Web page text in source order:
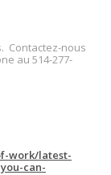
Contactez-nous
au 514-277-
work/latest-
can-